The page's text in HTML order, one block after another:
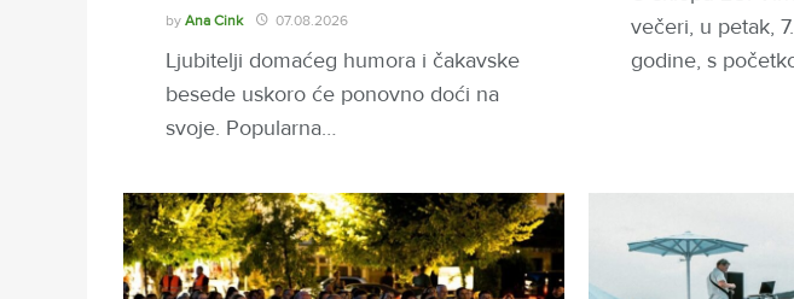
by Ana Cink 07.08.2026
Ljubitelji domaćeg humora i čakavske
besede uskoro će ponovno doći na
svoje. Popularna…
večeri, u petak,
godine, s